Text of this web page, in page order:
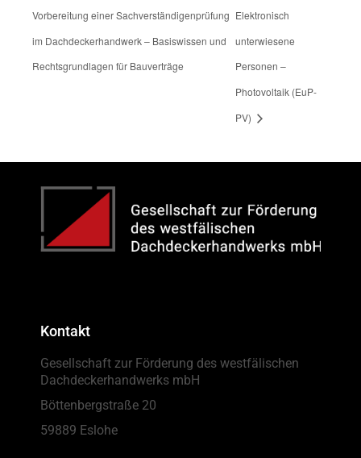
Vorbereitung einer Sachverständigenprüfung
im Dachdeckerhandwerk – Basiswissen und
Rechtsgrundlagen für Bauverträge
Elektronisch
unterwiesene
Personen –
Photovoltaik (EuP-
PV)
Kontakt
Gesellschaft zur Förderung des westfälischen
Dachdeckerhandwerks mbH
Böttenbergstraße 20
59889 Eslohe